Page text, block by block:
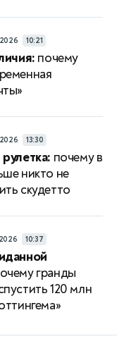
10:21
почему
13:30
почему в
никто не
скудетто
10:37
гранды
120 млн